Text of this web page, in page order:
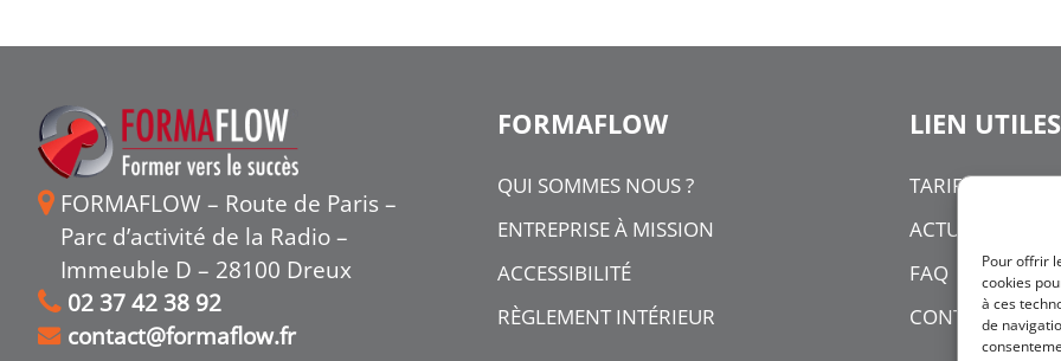
Pour offrir
cookies
à ces
de
FORMAFLOW – Route de Paris –
Parc d’activité de la Radio –
Immeuble D – 28100 Dreux
02 37 42 38 92
contact@formaflow.fr
FORMAFLOW
QUI SOMMES NOUS ?
ENTREPRISE À MISSION
ACCESSIBILITÉ
RÈGLEMENT INTÉRIEUR
LIEN UTILES
TARIFS
ACTUALITÉS
FAQ
CONTACT